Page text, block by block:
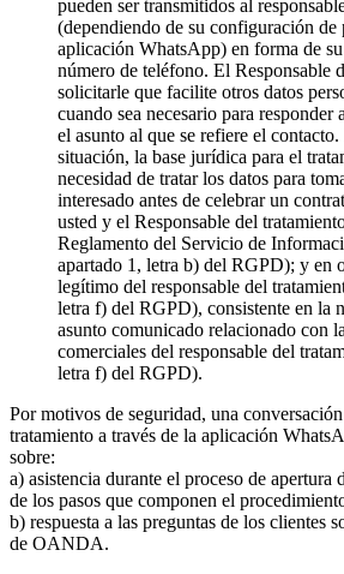
pueden ser transmitidos al
(dependiendo de su configuración de
aplicación WhatsApp) en forma de
número de teléfono. El Responsable
solicitarle que facilite otros datos
cuando sea necesario para responder
el asunto al que se refiere el
situación, la base jurídica para el
necesidad de tratar los datos para
interesado antes de celebrar un
usted y el Responsable del
Reglamento del Servicio de
apartado 1, letra b) del RGPD); y en
legítimo del responsable del
letra f) del RGPD), consistente en la
asunto comunicado relacionado con
comerciales del responsable del
letra f) del RGPD).
Por motivos de seguridad, una
tratamiento a través de la aplicación
sobre:
a) asistencia durante el proceso de apertura
de los pasos que componen el
b) respuesta a las preguntas de los clientes
de OANDA.